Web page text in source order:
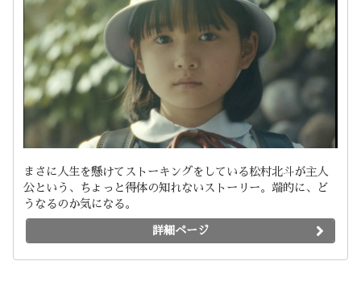
まさに人生を懸けてストーキングをしている松村北斗が主人
公という、ちょっと得体の知れないストーリー。端的に、ど
うなるのか気になる。
詳細ページ